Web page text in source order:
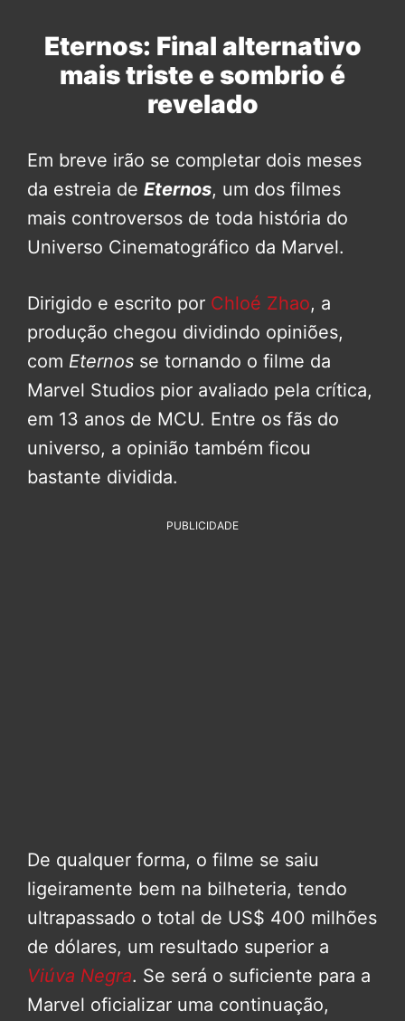
Eternos: Final alternativo
mais triste e sombrio é
revelado
Em breve irão se completar dois meses
da estreia de Eternos, um dos filmes
mais controversos de toda história do
Universo Cinematográfico da Marvel.
Dirigido e escrito por Chloé Zhao, a
produção chegou dividindo opiniões,
com Eternos se tornando o filme da
Marvel Studios pior avaliado pela crítica,
em 13 anos de MCU. Entre os fãs do
universo, a opinião também ficou
bastante dividida.
PUBLICIDADE
De qualquer forma, o filme se saiu
ligeiramente bem na bilheteria, tendo
ultrapassado o total de US$ 400 milhões
de dólares, um resultado superior a
Viúva Negra. Se será o suficiente para a
Marvel oficializar uma continuação,